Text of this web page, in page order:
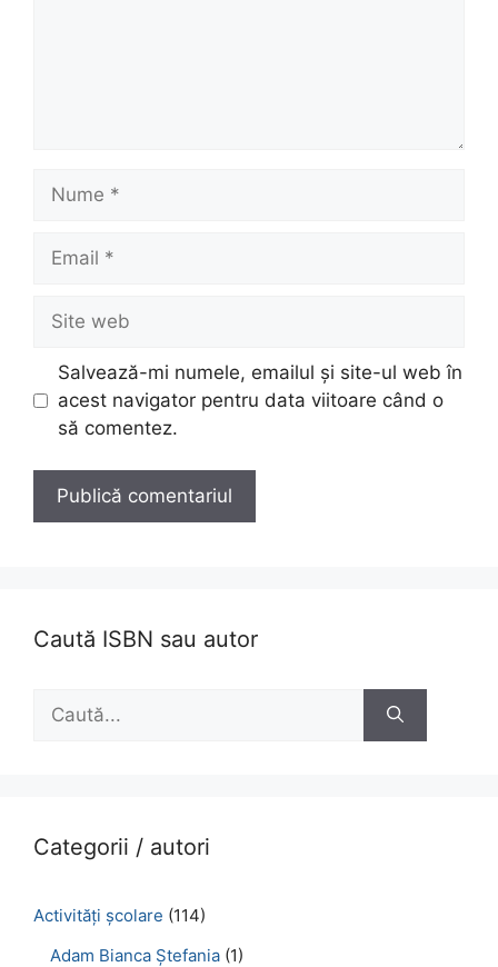
web
Salvează-mi numele, emailul și site-ul web în
acest navigator pentru data viitoare când o
să comentez.
Caută ISBN sau autor
Caută
Categorii / autori
Activităţi şcolare (114)
Adam Bianca Ștefania (1)